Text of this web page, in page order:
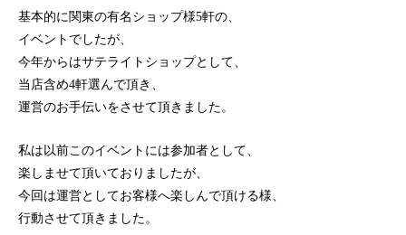
基本的に関東の有名ショップ様5軒の、
イベントでしたが、
今年からはサテライトショップとして、
当店含め4軒選んで頂き、
運営のお手伝いをさせて頂きました。
私は以前このイベントには参加者として、
楽しませて頂いておりましたが、
今回は運営としてお客様へ楽しんで頂ける様、
行動させて頂きました。